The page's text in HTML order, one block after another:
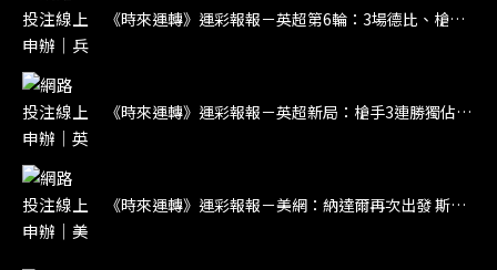
《時來運轉》運彩報報－英超第6輪：3場德比、槍魔大戰
《時來運轉》運彩報報－英超新局：槍手3連勝獨佔榜首 紅軍未開胡倒數第5
《時來運轉》運彩報報－美網：納達爾再次出發 斯威雅蒂力求回穩